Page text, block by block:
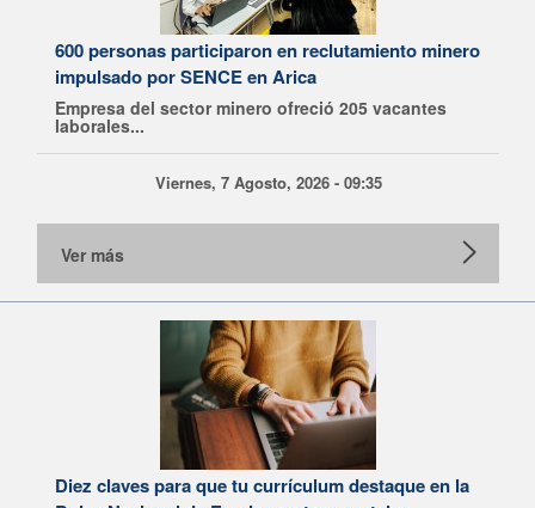
600 personas participaron en reclutamiento minero
impulsado por SENCE en Arica
Empresa del sector minero ofreció 205 vacantes
laborales...
Viernes, 7 Agosto, 2026 - 09:35
Ver más
Diez claves para que tu currículum destaque en la